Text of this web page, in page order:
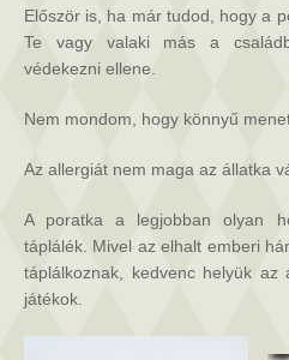
ha
allergiás
rá
a
bejegyzéshez
Először is, ha már tudod, hogy a
Te vagy valaki más a
védekezni ellene.
Nem mondom, hogy könnyű
Az allergiát nem maga az állatka
A poratka a legjobban olyan
táplálék. Mivel az elhalt emberi
táplálkoznak, kedvenc helyük az
játékok.